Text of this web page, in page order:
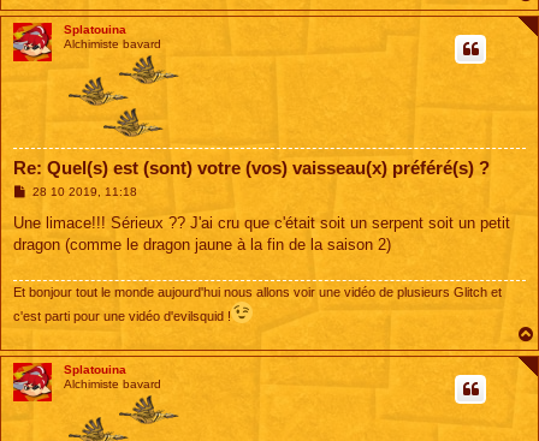
Splatouina
Alchimiste bavard
Re: Quel(s) est (sont) votre (vos) vaisseau(x) préféré(s) ?
M
s
a
28 10 2019, 11:18
Une limace!!! Sérieux ?? J'ai cru que c'était soit un serpent soit un petit
dragon (comme le dragon jaune à la fin de la saison 2)
Et bonjour tout le monde aujourd'hui nous allons voir une vidéo de plusieurs Glitch et
c'est parti pour une vidéo d'evilsquid !
Splatouina
Alchimiste bavard